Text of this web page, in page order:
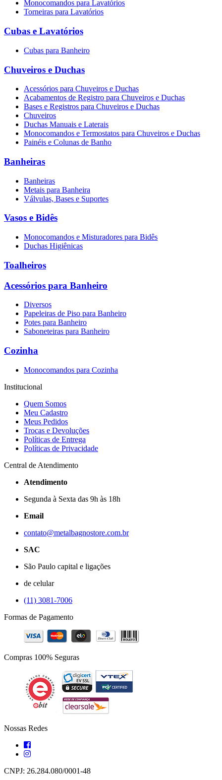
Monocomandos para Lavatórios
Torneiras para Lavatórios
Cubas e Lavatórios
Cubas para Banheiro
Chuveiros e Duchas
Acessórios para Chuveiros e Duchas
Acabamentos de Registro para Chuveiros e Duchas
Bases e Registros para Chuveiros e Duchas
Chuveiros
Duchas Manuais e Laterais
Monocomandos e Termostatos para Chuveiros e Duchas
Painéis e Colunas de Banho
Banheiras
Banheiras
Metais para Banheira
Válvulas, Bases e Suportes
Vasos e Bidês
Monocomandos e Misturadores para Bidês
Duchas Higiênicas
Toalheiros
Acessórios para Banheiro
Diversos
Papeleiras de Piso para Banheiro
Potes para Banheiro
Saboneteiras para Banheiro
Cozinha
Monocomandos para Cozinha
Institucional
Quem Somos
Meu Cadastro
Meus Pedidos
Trocas e Devoluções
Políticas de Entrega
Políticas de Privacidade
Central de Atendimento
Atendimento
Segunda à Sexta das 9h às 18h
Email
contato@metalbagnostore.com.br
SAC
São Paulo capital e ligações
de celular
(11) 3081-7006
Formas de Pagamento
Compras 100% Seguras
Nossas Redes
CNPJ: 26.284.080/0001-48